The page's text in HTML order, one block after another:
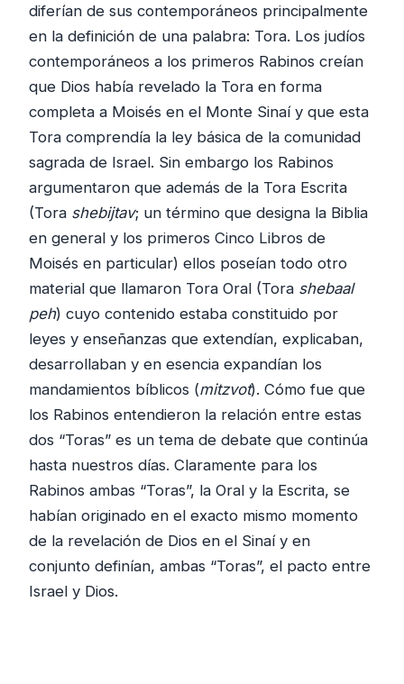
diferían de sus contemporáneos principalmente
en la definición de una palabra: Tora. Los judíos
contemporáneos a los primeros Rabinos creían
que Dios había revelado la Tora en forma
completa a Moisés en el Monte Sinaí y que esta
Tora comprendía la ley básica de la comunidad
sagrada de Israel. Sin embargo los Rabinos
argumentaron que además de la Tora Escrita
(Tora shebijtav; un término que designa la Biblia
en general y los primeros Cinco Libros de
Moisés en particular) ellos poseían todo otro
material que llamaron Tora Oral (Tora shebaal
peh) cuyo contenido estaba constituido por
leyes y enseñanzas que extendían, explicaban,
desarrollaban y en esencia expandían los
mandamientos bíblicos (mitzvot). Cómo fue que
los Rabinos entendieron la relación entre estas
dos “Toras” es un tema de debate que continúa
hasta nuestros días. Claramente para los
Rabinos ambas “Toras”, la Oral y la Escrita, se
habían originado en el exacto mismo momento
de la revelación de Dios en el Sinaí y en
conjunto definían, ambas “Toras”, el pacto entre
Israel y Dios.